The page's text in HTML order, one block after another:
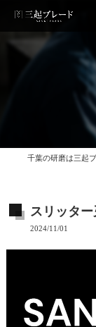
スリッタ
2024/11/01